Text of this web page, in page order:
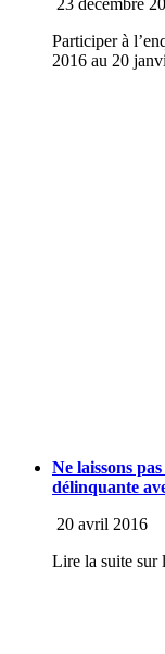
23 décembre
Participer à
2016 au 20
Ne laissons
délinquante
20 avril 2016
Lire la suite